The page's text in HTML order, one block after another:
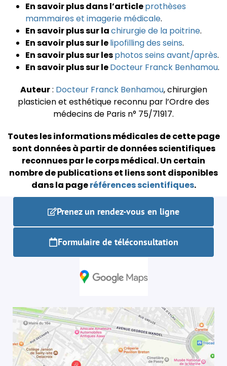
En savoir plus dans l’articleprothèses
mammaires et imagerie médicale.
En savoir plus sur lachirurgie de la poitrine.
En savoir plus sur lelipofilling des seins.
En savoir plus sur lesphotos seins avant/après.
En savoir plus sur leDocteur Franck Benhamou.
Auteur: Docteur Franck Benhamou, chirurgien
plasticien et esthétique reconnu par l’Ordre des
médecins de Paris n° 75/71917.
Toutes les informations médicales de cette page
sont données à partir de données scientifiques
reconnues par le corps médical.Un certain
nombre de publications et liens sont disponibles
dans la pageréférences scientifiques.
Prenez un rendez-vous en ligne
Formulaire de téléconsultation